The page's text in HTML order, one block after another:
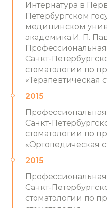
Интернатура в
Петербургском
медицинском
академика И. П.
Санкт-
стоматологии по
«Терапевтическая
2015
Санкт-
стоматологии по
«Ортопедическая
2015
Санкт-
стоматологии по